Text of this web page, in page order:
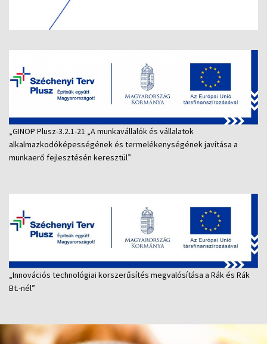
„GINOP Plusz-3.2.1-21 „A munkavállalók és vállalatok
alkalmazkodóképességének és termelékenységének javítása a
munkaerő fejlesztésén keresztül”
„Innovációs technológiai korszerűsítés megvalósítása a Rák és Rák
Bt.-nél”